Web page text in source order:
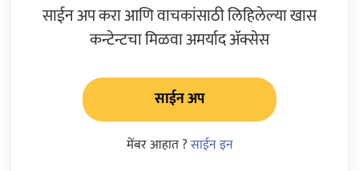
साईन अप करा आणि वाचकांसाठी लिहिलेल्या खास
कन्टेन्टचा मिळवा अमर्याद ॲक्सेस
साईन अप
मेंबर आहात ?साईन इन